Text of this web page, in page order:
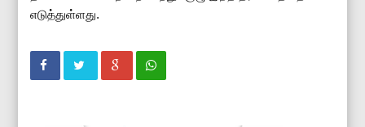
எடுத்துள்ளது.